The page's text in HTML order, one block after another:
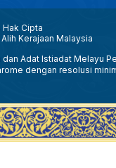
Hak Cipta
Kerajaan Malaysia
Adat Istiadat Melayu
dengan resolusi